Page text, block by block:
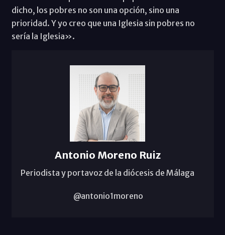
dicho, los pobres no son una opción, sino una
prioridad. Y yo creo que una Iglesia sin pobres no
sería la Iglesia».
Antonio Moreno Ruiz
Periodista y portavoz de la diócesis de Málaga
@antonio1moreno